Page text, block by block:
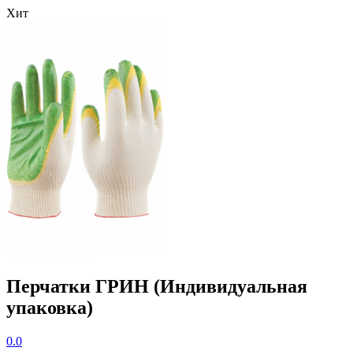
Хит
Перчатки ГРИН (Индивидуальная
упаковка)
0.0